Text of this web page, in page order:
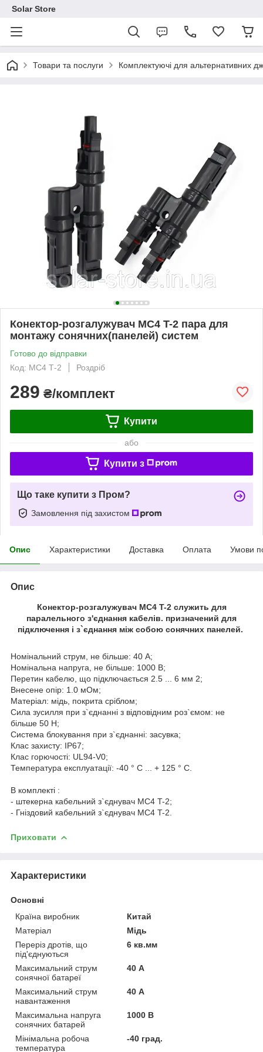
Solar Store
Товари та послуги Комплектуючі для альтернативних
Конектор-розгалужувач МС4 T-2 пара для
монтажу сонячних(панелей) систем
Готово до відправки
Код: МС4 Т-2
Роздріб
289 ₴/комплект
Купити
або
Купити з
Що таке купити з Пром?
Замовлення під захистом
Опис Характеристики Доставка Оплата Умови
Опис
Конектор-розгалужувач МС4 T-2 служить для
паралельного з'єднання кабелів. призначений для
підключення і з`єднання між собою сонячних панелей.
Номінальний струм, не більше: 40 А;
Номінальна напруга, не більше: 1000 В;
Перетин кабелю, що підключається 2.5 ... 6 мм 2;
Внесене опір: 1.0 мОм;
Матеріал: мідь, покрита сріблом;
Сила зусилля при з`єднанні з відповідним роз`ємом: не
більше 50 Н;
Система блокування при з`єднанні: засувка;
Клас захисту: IP67;
Клас горючості: UL94-V0;
Температура експлуатації: -40 ° С ... + 125 ° С.
В комплекті :
- штекерна кабельний з`єднувач MC4 T-2;
- Гніздовий кабельний з`єднувач MC4 T-2.
Приховати
Характеристики
Основні
Країна виробник
Китай
Матеріал
Мідь
Переріз дротів, що
під'єднуються
6 кв.мм
Максимальний струм
сонячної батареї
40 А
Максимальний струм
навантаження
40 А
Максимальна напруга
сонячних батарей
1000 В
Мінімальна робоча
температура
-40 град.